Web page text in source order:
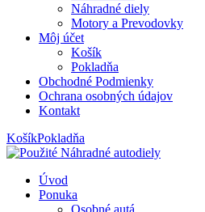
Náhradné diely
Motory a Prevodovky
Môj účet
Košík
Pokladňa
Obchodné Podmienky
Ochrana osobných údajov
Kontakt
KošíkPokladňa
Úvod
Ponuka
Osobné autá